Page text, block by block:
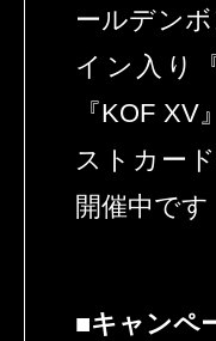
ールデン
イン入り
『KOF
ストカー
開催中で
■キャンペ